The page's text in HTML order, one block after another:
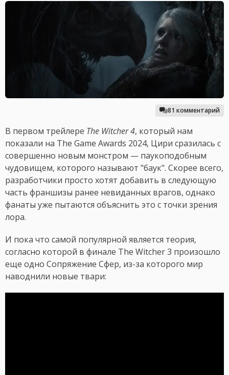
81 комментарий
В первом трейлере The Witcher 4, который нам
показали на The Game Awards 2024, Цири сразилась с
совершенно новым монстром — паукоподобным
чудовищем, которого называют "баук". Скорее всего,
разработчики просто хотят добавить в следующую
часть франшизы ранее невиданных врагов, однако
фанаты уже пытаются объяснить это с точки зрения
лора.
И пока что самой популярной является теория,
согласно которой в финале The Witcher 3 произошло
еще одно Сопряжение Сфер, из-за которого мир
наводнили новые твари: